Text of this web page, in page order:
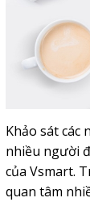
Khảo sát các
nhiều người
của Vsmart.
quan tâm